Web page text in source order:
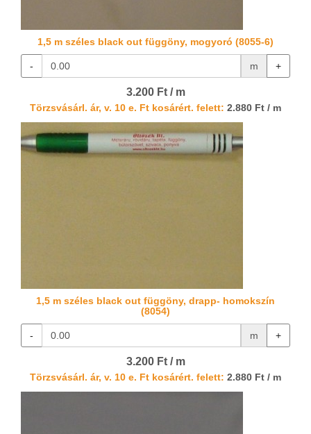
1,5 m széles black out függöny, mogyoró (8055-6)
- m +
3.200 Ft / m
Törzsvásárl. ár, v. 10 e. Ft kosárért. felett: 2.880 Ft / m
1,5 m széles black out függöny, drapp- homokszín
(8054)
- m +
3.200 Ft / m
Törzsvásárl. ár, v. 10 e. Ft kosárért. felett: 2.880 Ft / m